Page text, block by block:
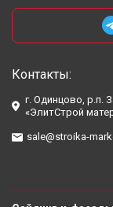
Контакты:
г. Одинцово, р.п.
«ЭлитСтрой
sale@stroika-